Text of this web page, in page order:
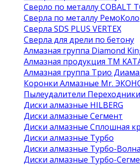
Сверло по металлу COBALT
Сверла по металлу
Сверла SDS PLUS VERTEX
Сверла для дрели по бетону
Алмазная группа Diamond
Алмазная продукция ТМ
Алмазная группа Трио
Коронки Алмазные Mr.
Пылеудалители
Диски алмазные HILBERG
Диски алмазные Сегмент
Диски алмазные Сплошная
Диски алмазные Турбо
Диски алмазные Турбо-Волна
Диски алмазные Турбо-